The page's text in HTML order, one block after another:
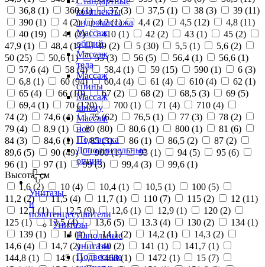
комплекты
гидромассажа
Массаж
общий
Массаж
тела
Массаж
спины
Массаж
шиацу
Массаж
ног
Подсветка
Дополнительные
опции
Унитазы
и
полотенцесушители
Унитазы
Напольные
унитазы
Подвесные
36,8 (1) 360 (1) 37 (3) 37,5 (1) 38 (3) 39 (11)
390 (1) 4 (2) 4,2 (1) 4,4 (2) 4,5 (12) 4,8 (11)
40 (19) 41 (2) 410 (1) 42 (2) 43 (1) 45 (2)
47,9 (1) 48,4 (1) 49 (2) 5 (30) 5,5 (1) 5,6 (2)
50 (25) 50,6 (1) 55 (3) 56 (5) 56,4 (1) 56,6 (1)
57,6 (4) 58 (4) 58,4 (1) 59 (15) 590 (1) 6 (3)
6,8 (1) 60 (94) 60,4 (4) 61 (4) 610 (4) 62 (1)
65 (4) 66 (10) 67 (2) 68 (2) 68,5 (3) 69 (5)
69,4 (1) 70 (120) 700 (1) 71 (4) 710 (4)
74 (2) 74,6 (4) 75 (62) 76,5 (1) 77 (3) 78 (2)
79 (4) 8,9 (1) 80 (80) 80,6 (1) 800 (1) 81 (6)
84 (3) 84,6 (1) 85 (3) 86 (1) 86,5 (2) 87 (2)
89,6 (5) 90 (49) 900 (1) 93 (1) 94 (5) 95 (6)
96 (1) 97 (1) 99 (3) 99,4 (3) 99,6 (1)
Высота, см
1,6 (2) 10 (4) 10,4 (1) 10,5 (1) 100 (5)
11,2 (2) 11,5 (4) 11,7 (1) 110 (7) 115 (2) 12 (11)
12,1 (1) 12,5 (9) 12,6 (1) 12,9 (1) 120 (2)
125 (1) 13,5 (4) 13,6 (5) 13.3 (4) 130 (2) 134 (1)
139 (1) 14 (1) 14,1 (2) 14,2 (1) 14,3 (2)
14,6 (4) 14,7 (2) 140 (2) 141 (1) 141,7 (1)
144,8 (1) 145 (1) 1468 (1) 1472 (1) 15 (7)